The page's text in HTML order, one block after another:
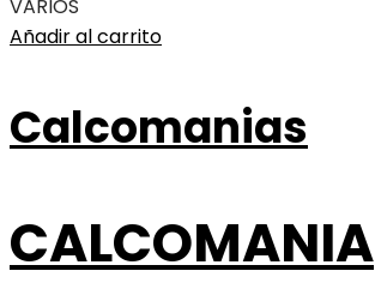
Añadir al carrito
Calcomanias
CALCOMANIA